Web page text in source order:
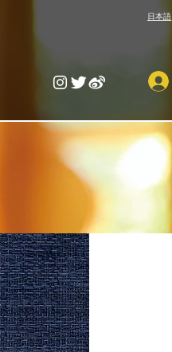
​日本語